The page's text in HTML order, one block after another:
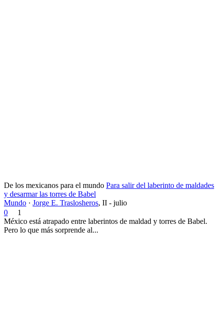
De los mexicanos para el mundo Para salir del laberinto de maldades
y desarmar las torres de Babel
Mundo · Jorge E. Traslosheros, II - julio
0
1
México está atrapado entre laberintos de maldad y torres de Babel.
Pero lo que más sorprende al...